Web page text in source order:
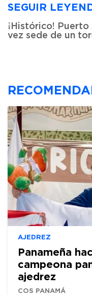
SEGUIR
¡Histórico!
vez sede de un
AJEDREZ
Panameña
campeona
ajedrez
COS PANAMÁ